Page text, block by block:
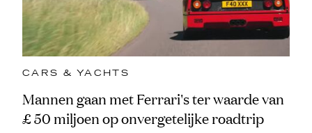
CARS & YACHTS
Mannen gaan met Ferrari's ter waarde van
£ 50 miljoen op onvergetelijke roadtrip